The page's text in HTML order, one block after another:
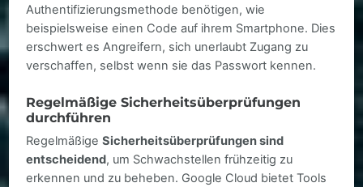
Authentifizierungsmethode benötigen, wie
beispielsweise einen Code auf ihrem Smartphone. Dies
erschwert es Angreifern, sich unerlaubt Zugang zu
verschaffen, selbst wenn sie das Passwort kennen.
Regelmäßige Sicherheitsüberprüfungen
durchführen
RegelmäßigeSicherheitsüberprüfungen sind
entscheidend, um Schwachstellen frühzeitig zu
erkennen und zu beheben. Google Cloud bietet Tools